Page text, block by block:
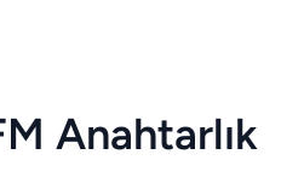
Anahtarlık